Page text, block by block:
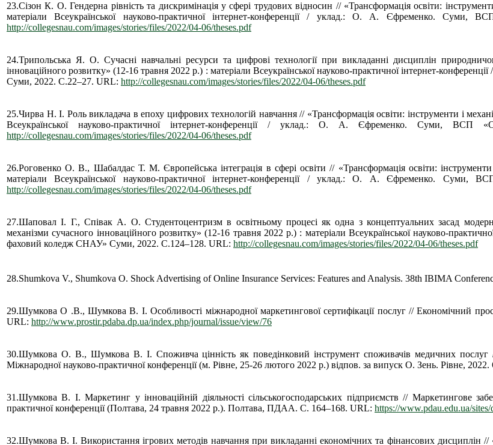
23.Сізон К. О. Гендерна рівність та дискримінація у сфері трудових відносин // «Трансформація освіти:
матеріали Всеукраїнської науково-практичної інтернет-конференції / уклад.: О. А. Єфременко.
http://collegesnau.com/images/stories/files/2022/04-06/theses.pdf
24.Трипольська Я. О. Сучасні навчальні ресурси та цифрові технології при викладанні дисциплін
інноваційного розвитку» (12-16 травня 2022 р.) : матеріали Всеукраїнської науково-практичної інтернет-
Суми, 2022. С.22–27. URL: http://collegesnau.com/images/stories/files/2022/04-06/theses.pdf
25.Чирва Н. І. Роль викладача в епоху цифрових технологій навчання // «Трансформація освіти: інструменти і
Всеукраїнської науково-практичної інтернет-конференції / уклад.: О. А. Єфременко. Суми,
http://collegesnau.com/images/stories/files/2022/04-06/theses.pdf
26.Роговенко О. В., Шабалдас Т. М. Європейська інтеграція в сфері освіти // «Трансформація освіти:
матеріали Всеукраїнської науково-практичної інтернет-конференції / уклад.: О. А. Єфременко.
http://collegesnau.com/images/stories/files/2022/04-06/theses.pdf
27.Шаповал І. Г., Співак А. О. Студентоцентризм в освітньому процесі як одна з концептуальних засад
механізми сучасного інноваційного розвитку» (12-16 травня 2022 р.) : матеріали Всеукраїнської науково-
фаховий коледж СНАУ» Суми, 2022. С.124–128. URL: http://collegesnau.com/images/stories/files/2022/04-06/theses.pdf
28.Shumkova V., Shumkova O. Shock Advertising of Online Insurance Services: Features and Analysis. 38th IBIMA
29.Шумкова О .В., Шумкова В. І. Особливості міжнародної маркетингової сертифікації послуг // Економічний
URL: http://www.prostir.pdaba.dp.ua/index.php/journal/issue/view/76
30.Шумкова О. В., Шумкова В. І. Споживча цінність як поведінковий інструмент споживачів медичних послуг //
Міжнародної науково-практичної конференції (м. Рівне, 25-26 лютого 2022 р.) відпов. за випуск О. Зень. Рівне,
31.Шумкова В. І. Маркетинг у інноваційній діяльності сільськогосподарських підприємств // Маркетингове
практичної конференції (Полтава, 24 травня 2022 р.). Полтава, ПДАА. С. 164–168. URL: https://www.pdau.edu.ua/
32.Шумкова В. І. Використання ігрових методів навчання при викладанні економічних та фінансових дисциплін //